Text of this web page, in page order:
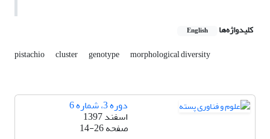
کلیدواژه‌ها English
pistachio cluster genotype morphological diversity
دوره 3، شماره 6
اسفند 1397
صفحه14-26